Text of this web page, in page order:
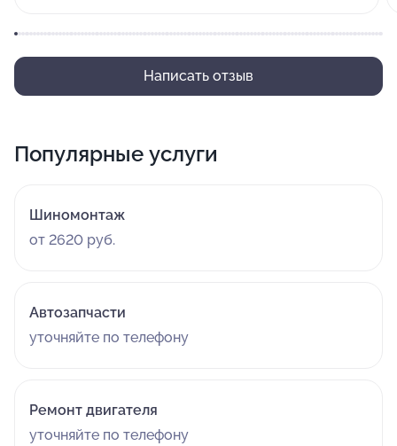
Написать отзыв
Популярные услуги
Шиномонтаж
от 2620 руб.
Автозапчасти
уточняйте по телефону
Ремонт двигателя
уточняйте по телефону